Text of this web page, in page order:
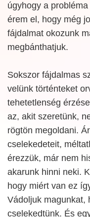
úgyhogy a
érem el, hogy még
fájdalmat okozunk
megbánthatjuk.
Sokszor fájdalmas
velünk történteket
tehetetlenség
az, akit szeretünk,
rögtön megoldani.
cselekedeteit,
érezzük, már nem
akarunk hinni neki.
hogy miért van ez
Vádoljuk magunkat,
cselekedtünk. És